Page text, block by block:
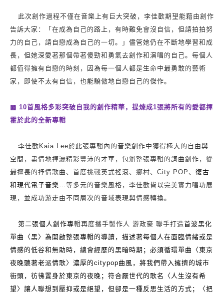
此次創作過程不僅在音樂上有巨大突破，李佳歡期望能藉由創作
告訴大家：「在成為自己的路上，有時難免會沒自信，但請拍拍努
力的自己，請自戀成為自己的一切。」儘管她仍在不斷地學習和成
長，但她深愛著那個帶著傻勁和勇氣去創作和演唱的自己。每個人
都值得擁有自戀的時刻，因為每一個人都是生命中最勇敢的藝術
家，即使不太有自信，也能驕傲地自戀自己的傑作。
▩ 10首風格多彩突破自我的創作精華，提煉成1張將所有的愛都揮
霍於此的全新專輯
李佳歡 Kaia Lee於此張專輯內的音樂創作中獲得極大的自由與
空間，盡情地揮灑精彩豐沛的才華，包辦整張專輯的詞曲創作，從
最擅長的抒情歌曲、首度挑戰英式搖滾、鄉村、 City POP 、 復古
和現代電子音樂…等多元的音樂風格，李佳歡皆以完美實力唱功展
現，並成功游走由不同層次的音域表現與情感轉換。
第二張個人創作專輯再度攜手製作人 游政豪 聯手打造首波黑化
單曲〈黑〉為開啟整張專輯的導讀，描述著每個人在面臨情緒或是
情感的低谷和無助時，總會經歷的黑暗時期；必須循環單曲〈東京
夜晚聽著老派情歌〉 濃厚的citypop曲風，將我們帶入擁擠的城市
街頭，彷彿置身於東京的夜晚； 符合厭世代的歌名〈人生沒有希
望〉讓人聯想到壓抑或是絕望，但卻是一種反思生活的方式；
〈把